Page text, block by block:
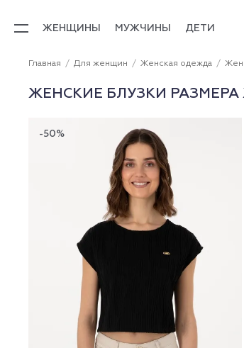
ЖЕНЩИНЫ МУЖЧИНЫ ДЕТИ
Главная Для женщин Женская одежда
ЖЕНСКИЕ БЛУЗКИ РАЗМЕРА
-50%